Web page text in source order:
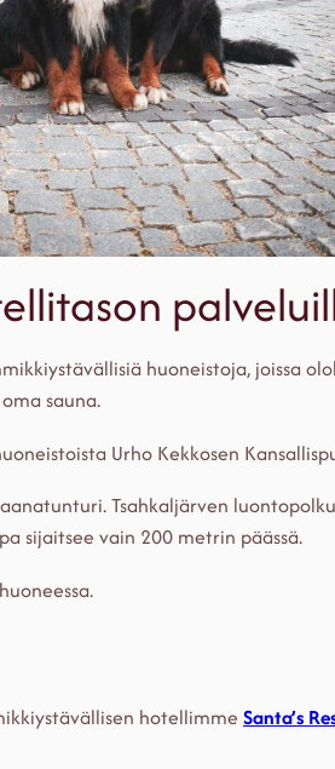
huoneistoja,
sauna.
Urho Kekkosen
Tsahkaljärven
sijaitsee vain 200 metrin päässä.
hotellimme Santa’s